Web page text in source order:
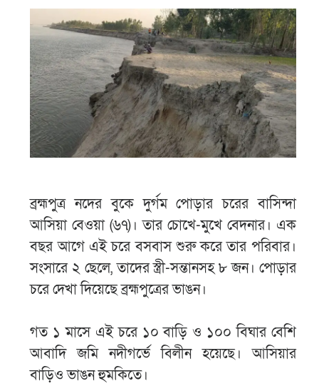
ব্রহ্মপুত্র নদের বুকে দুর্গম পোড়ার চরের বাসিন্দা
আসিয়া বেওয়া (৬৭)। তার চোখে-মুখে বেদনার। এক
বছর আগে এই চরে বসবাস শুরু করে তার পরিবার।
সংসারে ২ ছেলে, তাদের স্ত্রী-সন্তানসহ ৮ জন। পোড়ার
চরে দেখা দিয়েছে ব্রহ্মপুত্রের ভাঙন।
গত ১ মাসে এই চরে ১০ বাড়ি ও ১০০ বিঘার বেশি
আবাদি জমি নদীগর্ভে বিলীন হয়েছে। আসিয়ার
বাড়িও ভাঙন হুমকিতে।